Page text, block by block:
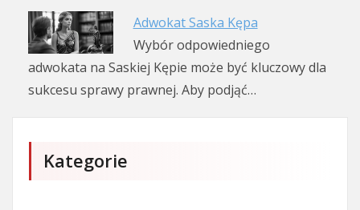
Adwokat Saska Kępa
Wybór odpowiedniego
adwokata na Saskiej Kępie może być kluczowy dla
sukcesu sprawy prawnej. Aby podjąć…
Kategorie